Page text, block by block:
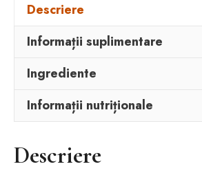
Descriere
Informații suplimentare
Ingrediente
Informații nutriționale
Descriere